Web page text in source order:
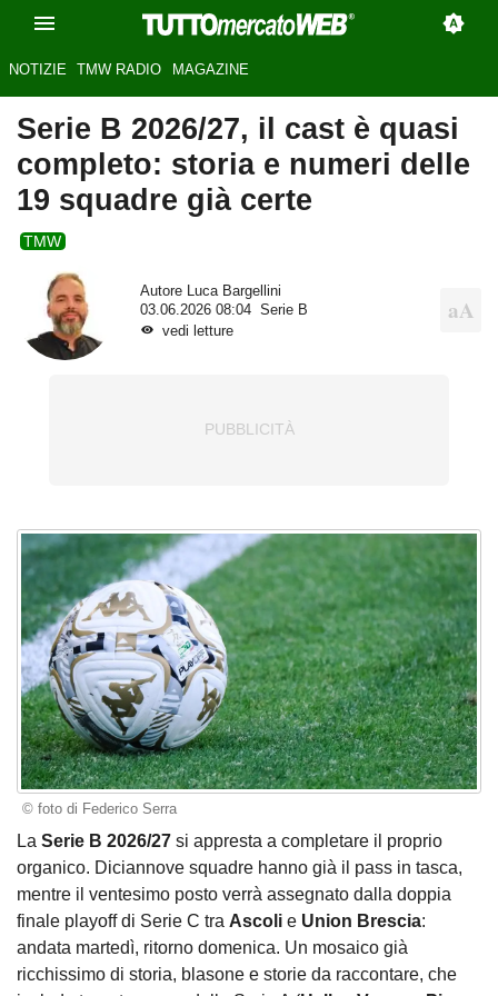
NOTIZIE TMW RADIO MAGAZINE
Serie B 2026/27, il cast è quasi
completo: storia e numeri delle
19 squadre già certe
TMW
Autore Luca Bargellini
03.06.2026 08:04
Serie B
vedi letture
© foto di Federico Serra
La Serie B 2026/27 si appresta a completare il proprio
organico. Diciannove squadre hanno già il pass in tasca,
mentre il ventesimo posto verrà assegnato dalla doppia
finale playoff di Serie C tra Ascoli e Union Brescia:
andata martedì, ritorno domenica. Un mosaico già
ricchissimo di storia, blasone e storie da raccontare, che